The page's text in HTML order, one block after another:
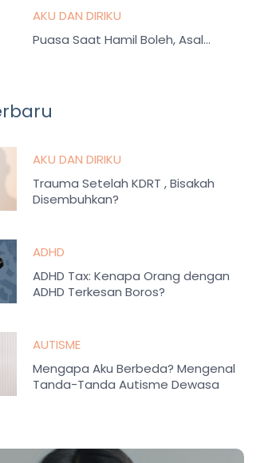
AKU DAN DIRIKU
Puasa Saat Hamil Boleh, Asal…
AKU DAN DIRIKU
Trauma Setelah KDRT , Bisakah
Disembuhkan?
ADHD
ADHD Tax: Kenapa Orang dengan
ADHD Terkesan Boros?
AUTISME
Mengapa Aku Berbeda? Mengenal
Tanda-Tanda Autisme Dewasa